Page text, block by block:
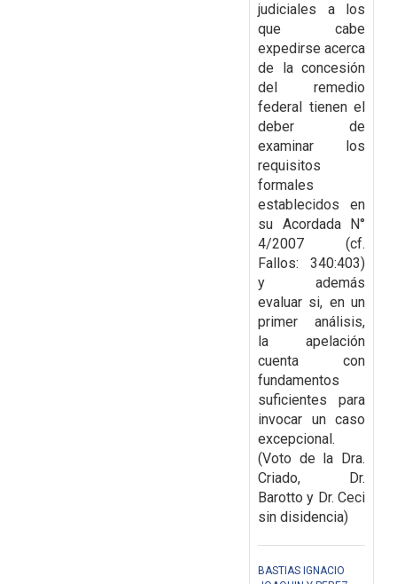
judiciales a los
que cabe
expedirse acerca
de la concesión
del remedio
federal tienen el
deber de
examinar los
requisitos
formales
establecidos en
su Acordada N°
4/2007 (cf.
Fallos: 340:403)
y además
evaluar si, en un
primer análisis,
la apelación
cuenta con
fundamentos
suficientes para
invocar un caso
excepcional.
(Voto de la Dra.
Criado, Dr.
Barotto y Dr. Ceci
sin disidencia)
BASTIAS IGNACIO